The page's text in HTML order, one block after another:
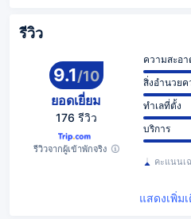
รีวิว
9.1/10
ยอดเยี่ยม
176 รีวิว
รีวิวจากผู้เข้าพักจริง
ความสะอา
สิ่งอำนวย
ทำเลที่ตั้ง
บริการ
คะแนนเ
แสดงเพิ่ม